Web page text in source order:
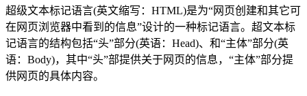
超级文本标记语言(英文缩写：HTML)是为“网页创建和其它可
在网页浏览器中看到的信息”设计的一种标记语言。超文本标
记语言的结构包括“头”部分(英语：Head)、和“主体”部分(英
语：Body)，其中“头”部提供关于网页的信息，“主体”部分提
供网页的具体内容。